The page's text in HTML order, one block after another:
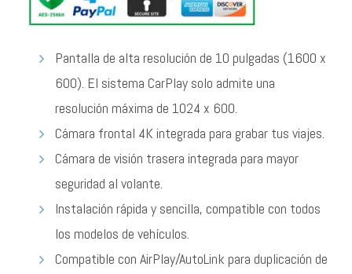
Pantalla de alta resolución de 10 pulgadas (1600 x
600). El sistema CarPlay solo admite una
resolución máxima de 1024 x 600.
Cámara frontal 4K integrada para grabar tus viajes.
Cámara de visión trasera integrada para mayor
seguridad al volante.
Instalación rápida y sencilla, compatible con todos
los modelos de vehículos.
Compatible con AirPlay/AutoLink para duplicación de